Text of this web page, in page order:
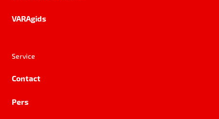
VARAgids
Service
Contact
Pers